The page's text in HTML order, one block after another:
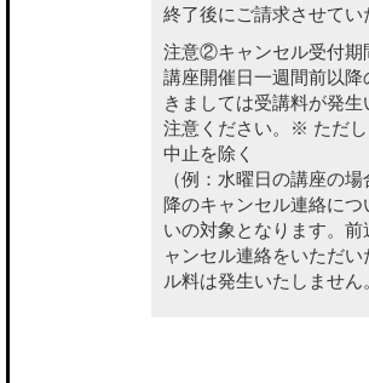
終了後にご請求させてい
注意②キャンセル受付期
講座開催日一週間前以降
きましては受講料が発
注意ください。※ ただ
中止を除く
（例：水曜日の講座の
降のキャンセル連絡に
いの対象となります。前
ャンセル連絡をいただ
ル料は発生いたしません